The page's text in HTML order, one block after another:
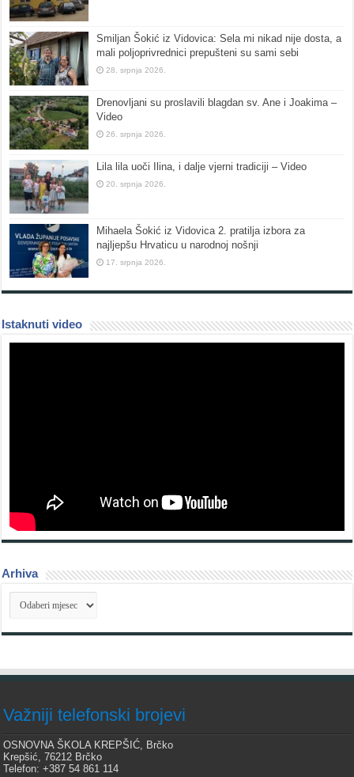
Smiljan Šokić iz Vidovica: Sela mi nikad nije dosta, a
mali poljoprivrednici prepušteni su sami sebi
28. srpnja 2026.
Drenovljani su proslavili blagdan sv. Ane i Joakima –
Video
26. srpnja 2026.
Lila lila uoči Ilina, i dalje vjerni tradiciji – Video
20. srpnja 2026.
Mihaela Šokić iz Vidovica 2. pratilja izbora za
najljepšu Hrvaticu u narodnoj nošnji
17. srpnja 2026.
Istaknuti video
Arhiva
Arhiva
Važniji telefonski brojevi
OSNOVNA ŠKOLA KREPŠIĆ, Brčko
Krepšić, 76212 Brčko
Telefon: +387 54 861 114